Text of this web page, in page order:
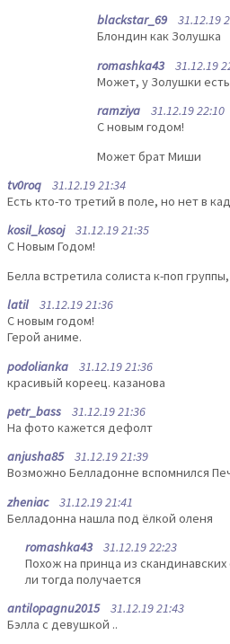
blackstar_69 31.12.19
Блондин как Золушка
romashka43 31.12.19
Может, у Золушки
ramziya 31.12.19 22:10
С новым годом!
Может брат Миши
tv0roq 31.12.19 21:34
Есть кто-то третий в поле, но нет в
kosil_kosoj31.12.19 21:35
С Новым Годом!
Белла встретила солиста к-поп
latil 31.12.19 21:36
С новым годом!
Герой аниме.
podolianka 31.12.19 21:36
красивьій кореец. казанова
petr_bass 31.12.19 21:36
На фото кажется дефолт
anjusha8531.12.19 21:39
Возможно Белладонне вспомнился
zheniac31.12.19 21:41
Белладонна нашла под ёлкой оленя
romashka43 31.12.19 22:23
Похож на принца из
ли тогда получается
antilopagnu201531.12.19 21:43
Бэлла с девушкой ..